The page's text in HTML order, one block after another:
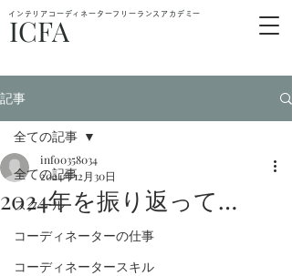
ICFA
インテリアコーディネーターフリーランスアカデミー
記事
全ての記事
スクール
コーディネーターの仕事
コーディネータースキル
全ての記事
2024年を振り返って…
info0358034
2024年12月30日